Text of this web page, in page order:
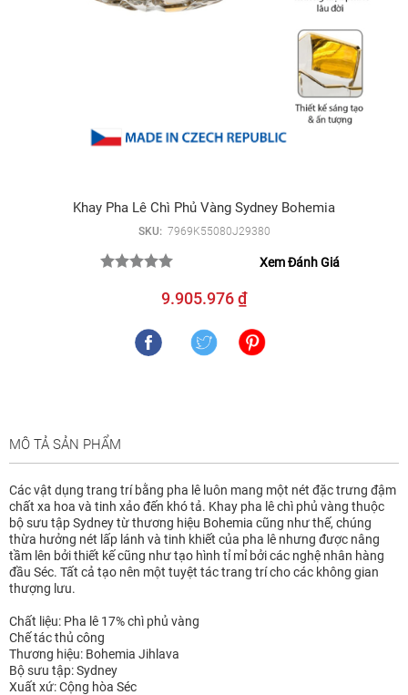
Khay Pha Lê Chì Phủ Vàng Sydney Bohemia
SKU: 7969K55080J29380
Xem Đánh Giá
9.905.976 ₫
MÔ TẢ SẢN PHẨM
Các vật dụng trang trí bằng pha lê luôn mang một nét đặc trưng đậm
chất xa hoa và tinh xảo đến khó tả. Khay pha lê chì phủ vàng thuộc
bộ sưu tập Sydney từ thương hiệu Bohemia cũng như thế, chúng
thừa hưởng nét lấp lánh và tinh khiết của pha lê nhưng được nâng
tầm lên bởi thiết kế cũng như tạo hình tỉ mỉ bởi các nghệ nhân hàng
đầu Séc. Tất cả tạo nên một tuyệt tác trang trí cho các không gian
thượng lưu.
Chất liệu: Pha lê 17% chì phủ vàng
Chế tác thủ công
Thương hiệu: Bohemia Jihlava
Bộ sưu tập: Sydney
Xuất xứ: Cộng hòa Séc